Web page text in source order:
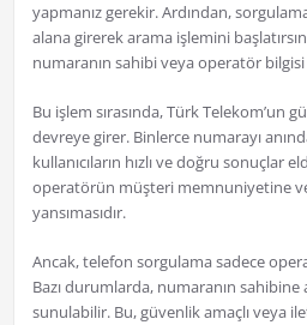
yapmanız gerekir. Ardından,
alana girerek arama işlemini
numaranın sahibi veya operatör
Bu işlem sırasında, Türk Telekom’un
devreye girer. Binlerce numarayı
kullanıcıların hızlı ve doğru sonuçlar
operatörün müşteri memnuniyetine
yansımasıdır.
Ancak, telefon sorgulama sadece
Bazı durumlarda, numaranın
sunulabilir. Bu, güvenlik amaçlı veya